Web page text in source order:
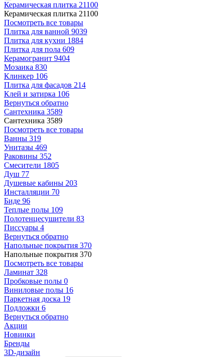
Керамическая плитка 21100
Керамическая плитка 21100
Посмотреть все товары
Плитка для ванной 9039
Плитка для кухни 1884
Плитка для пола 609
Керамогранит 9404
Мозаика 830
Клинкер 106
Плитка для фасадов 214
Клей и затирка 106
Вернуться обратно
Сантехника 3589
Сантехника 3589
Посмотреть все товары
Ванны 319
Унитазы 469
Раковины 352
Смесители 1805
Душ 77
Душевые кабины 203
Инсталляции 70
Биде 96
Теплые полы 109
Полотенцесушители 83
Писсуары 4
Вернуться обратно
Напольные покрытия 370
Напольные покрытия 370
Посмотреть все товары
Ламинат 328
Пробковые полы 0
Виниловые полы 16
Паркетная доска 19
Подложки 6
Вернуться обратно
Акции
Новинки
Бренды
3D-дизайн